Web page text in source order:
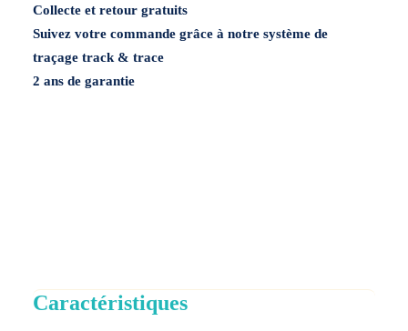
Collecte et retour gratuits
Suivez votre commande grâce à notre système de
traçage track & trace
2 ans de garantie
Caractéristiques